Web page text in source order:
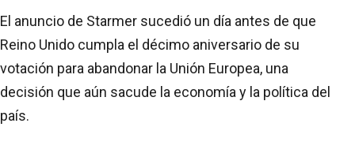
El anuncio de Starmer sucedió un día antes de que
Reino Unido cumpla el décimo aniversario de su
votación para abandonar la Unión Europea, una
decisión que aún sacude la economía y la política del
país.